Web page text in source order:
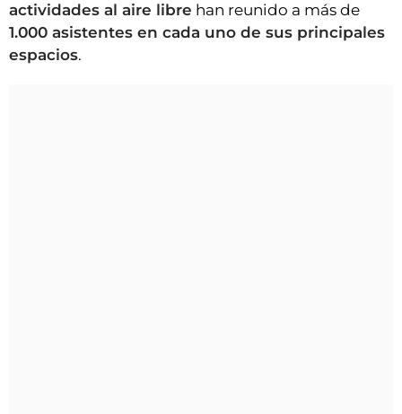
actividades al aire libre han reunido a más de
1.000 asistentes en cada uno de sus principales
espacios.